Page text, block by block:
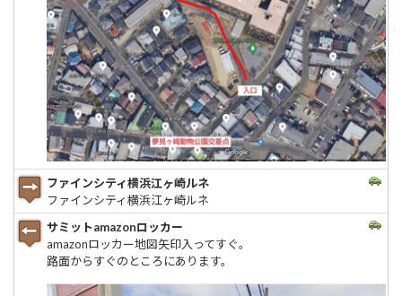
ファインシティ横浜江ヶ崎ルネ
ファインシティ横浜江ヶ崎ルネ
サミットamazonロッカー
amazonロッカー地図矢印入ってすぐ。
路面からすぐのところにあります。